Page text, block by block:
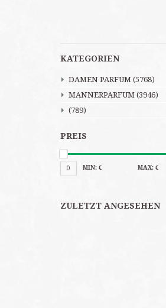
KATEGORIEN
DAMEN PARFUM (5768)
MANNERPARFUM (3946)
(789)
PREIS
0 MIN: € MAX: €
ZULETZT ANGESEHEN